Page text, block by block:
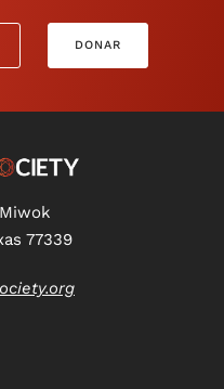
DONAR
77339